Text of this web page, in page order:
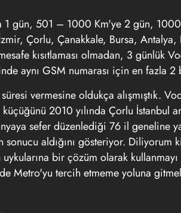
1 gün, 501 – 1000 Km'ye 2 gün,
Çorlu, Çanakkale, Bursa, Antalya,
kısıtlaması olmadan, 3 günlük
aynı GSM numarası için en fazla
vermesine oldukça alışmıştık.
2010 yılında Çorlu İstanbul
sefer düzenlediği 76 il geneline
aldığını gösteriyor. Diliyorum
bir çözüm olarak
Metro'yu tercih etmeme yoluna